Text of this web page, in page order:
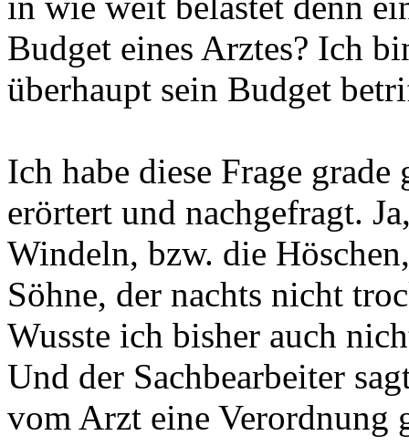
Budget eines Arztes? Ich
überhaupt sein Budget
Ich habe diese Frage
erörtert und nachgefragt.
Windeln, bzw. die
Söhne, der nachts nicht
Wusste ich bisher auch
Und der Sachbearbeiter
vom Arzt eine Verordnung